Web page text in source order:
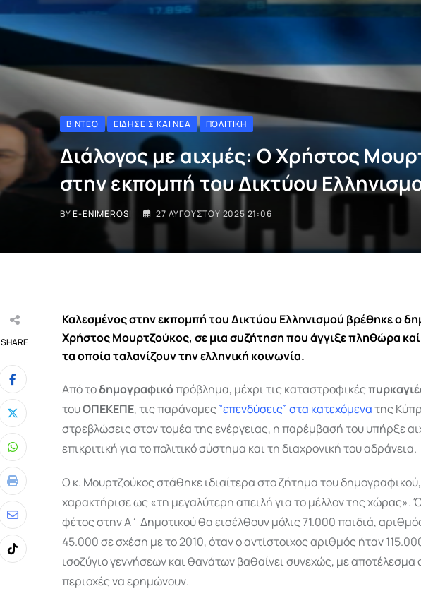
ΒΊΝΤΕΟ ΕΙΔΉΣΕΙΣ ΚΑΙ ΝΈΑ ΠΟΛΙΤΙΚΉ
Διάλογος με αιχμές: Ο Χρήστος
στην εκπομπή του Δικτύου
BYE-ENIMEROSI 27 ΑΥΓΟΎΣΤΟΥ 2025 21:06
SHARE
Whatsapp
Print
Share
via
Email
Tiktok
Καλεσμένος στην εκπομπή του Δικτύου Ελληνισμού βρέθηκε ο
Χρήστος Μουρτζούκος, σε μια συζήτηση που άγγιξε πληθώρα
τα οποία ταλανίζουν την ελληνική κοινωνία.
Από τοδημογραφικόπρόβλημα, μέχρι τις καταστροφικές
τουΟΠΕΚΕΠΕ, τις παράνομες ”επενδύσεις” στα κατεχόμενατης
στρεβλώσεις στον τομέα της ενέργειας, η παρέμβασή του υπήρξε
επικριτική για το πολιτικό σύστημα και τη διαχρονική του αδράνεια.
Ο κ. Μουρτζούκος στάθηκε ιδιαίτερα στο ζήτημα του
χαρακτήρισε ως «τη μεγαλύτερη απειλή για το μέλλον της
φέτος στην Α΄ Δημοτικού θα εισέλθουν μόλις 71.000 παιδιά,
45.000 σε σχέση με το 2010, όταν ο αντίστοιχος αριθμός ήταν
ισοζύγιο γεννήσεων και θανάτων βαθαίνει συνεχώς, με αποτέλεσμα
περιοχές να ερημώνουν.